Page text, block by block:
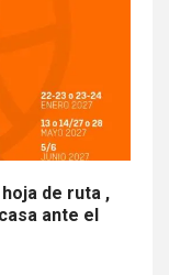
de ruta ,
ante el